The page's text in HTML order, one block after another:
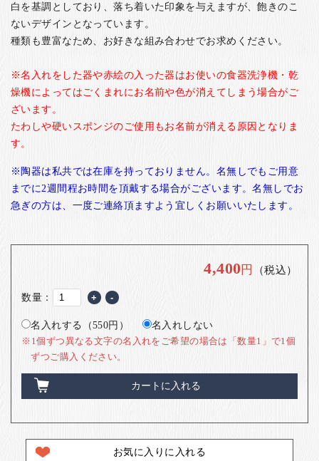
白を基調としており、落ち着いた印象を与えますが、飽きのこ
ないデザインとなっています。
種類も豊富なため、お好きな組み合わせでお求めください。
※名入れをした器や赤絵の入った器はお使いの食器洗浄機・乾
燥機によってはごくまれにお名前や色が消えてしまう場合がご
ざいます。
たわしや硬いスポンジのご使用もお名前が消える原因となりま
す。
※陶器は私共では在庫を持っておりません。名無しでもご用意
までに2週間程お時間を頂戴する場合がございます。名無しでお
急ぎの方は、一度ご連絡頂ますよう宜しくお願いいたします。
4,400円 （税込）
数量： + -
名入れする（550円） 名入れしない
※1個ずつ異なる文字の名入れをご希望の場合は「数量1」で1個
ずつご購入ください。
カートに入れる
お気に入りに入れる